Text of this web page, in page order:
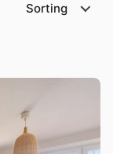
Sorting